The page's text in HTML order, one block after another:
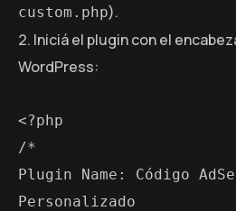
custom.php).
Iniciá el plugin con el
WordPress:
<?php
/*
Plugin Name: Código
Personalizado